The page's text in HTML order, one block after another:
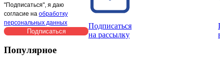
"Подписаться", я даю
согласие на обработку
персональных данных
Популярное
Подписаться
на рассылку